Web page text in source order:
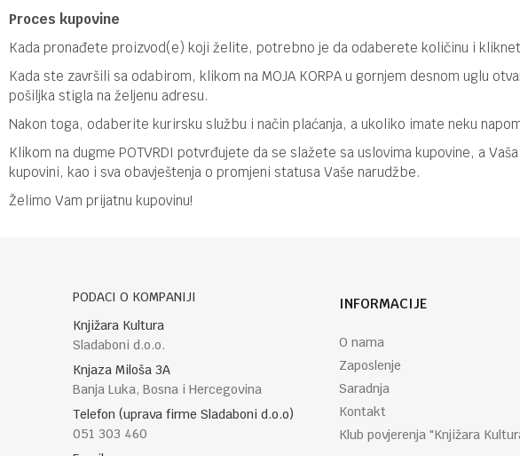
Proces kupovine
Kada pronađete proizvod(e) koji želite, potrebno je da odaberete količinu i kliknete
Kada ste završili sa odabirom, klikom na MOJA KORPA u gornjem desnom uglu
pošiljka stigla na željenu adresu.
Nakon toga, odaberite kurirsku službu i način plaćanja, a ukoliko imate neku
Klikom na dugme POTVRDI potvrđujete da se slažete sa uslovima kupovine, a
kupovini, kao i sva obavještenja o promjeni statusa Vaše narudžbe.
Želimo Vam prijatnu kupovinu!
PODACI O KOMPANIJI
Knjižara Kultura
Sladaboni d.o.o.
Knjaza Miloša 3A
Banja Luka, Bosna i Hercegovina
Telefon (uprava firme Sladaboni d.o.o)
051 303 460
INFORMACIJE
O nama
Zaposlenje
Saradnja
Kontakt
Klub povjerenja "Knjižara